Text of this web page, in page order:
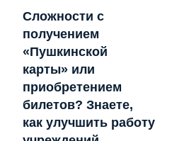
Сложности с
получением
«Пушкинской
карты» или
приобретением
билетов? Знаете,
как улучшить работу